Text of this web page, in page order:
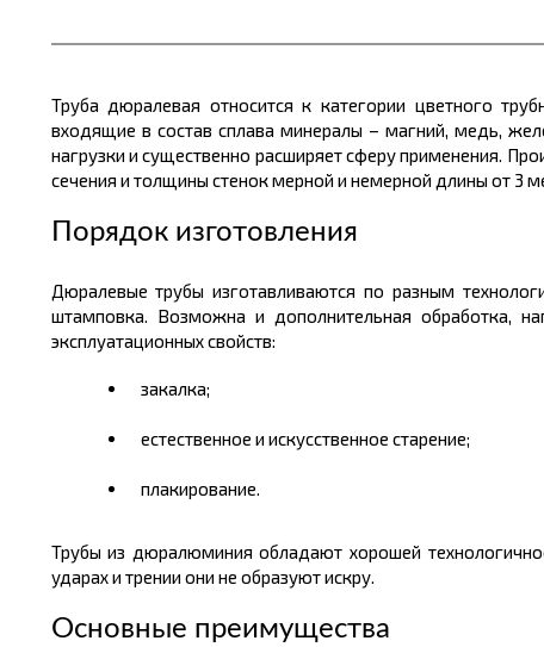
Труба дюралевая относится к категории цветного
входящие в состав сплава минералы – магний, медь,
нагрузки и существенно расширяет сферу применения.
сечения и толщины стенок мерной и немерной длины от 3
Порядок изготовления
Дюралевые трубы изготавливаются по разным
штамповка. Возможна и дополнительная обработка,
эксплуатационных свойств:
закалка;
естественное и искусственное старение;
плакирование.
Трубы из дюралюминия обладают хорошей
ударах и трении они не образуют искру.
Основные преимущества